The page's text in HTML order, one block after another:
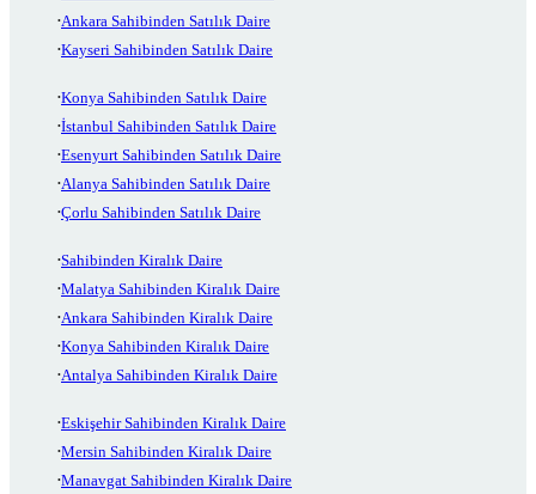
Ankara Sahibinden Satılık Daire
Kayseri Sahibinden Satılık Daire
Konya Sahibinden Satılık Daire
İstanbul Sahibinden Satılık Daire
Esenyurt Sahibinden Satılık Daire
Alanya Sahibinden Satılık Daire
Çorlu Sahibinden Satılık Daire
Sahibinden Kiralık Daire
Malatya Sahibinden Kiralık Daire
Ankara Sahibinden Kiralık Daire
Konya Sahibinden Kiralık Daire
Antalya Sahibinden Kiralık Daire
Eskişehir Sahibinden Kiralık Daire
Mersin Sahibinden Kiralık Daire
Manavgat Sahibinden Kiralık Daire